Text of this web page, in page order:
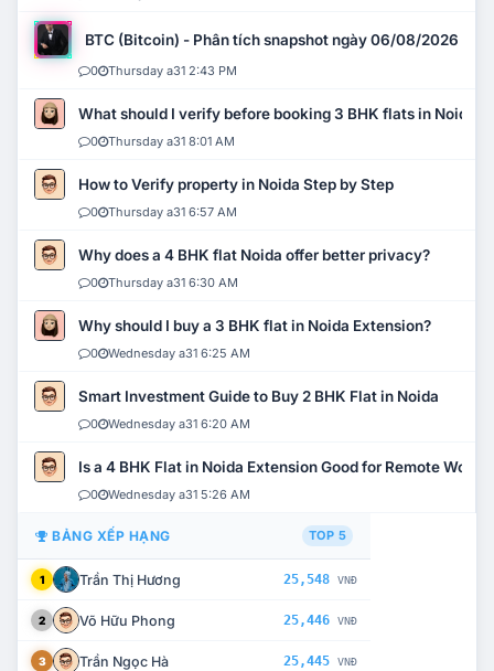
BTC (Bitcoin) - Phân tích snapshot ngày 06/08/2026
0 Thursday a31 2:43 PM
What should I verify before booking 3 BHK flats in Noida?
0 Thursday a31 8:01 AM
How to Verify property in Noida Step by Step
0 Thursday a31 6:57 AM
Why does a 4 BHK flat Noida offer better privacy?
0 Thursday a31 6:30 AM
Why should I buy a 3 BHK flat in Noida Extension?
0 Wednesday a31 6:25 AM
Smart Investment Guide to Buy 2 BHK Flat in Noida
0 Wednesday a31 6:20 AM
Is a 4 BHK Flat in Noida Extension Good for Remote Work?
0 Wednesday a31 5:26 AM
BẢNG XẾP HẠNG TOP 5
1 Trần Thị Hương 25,548 VNĐ
2 Võ Hữu Phong 25,446 VNĐ
3 Trần Ngọc Hà 25,445 VNĐ